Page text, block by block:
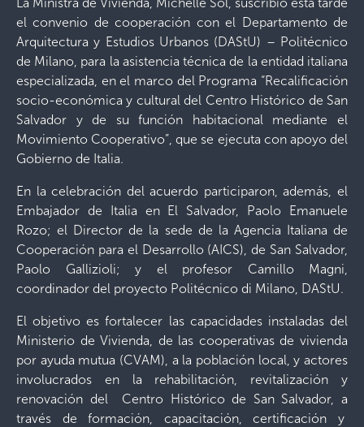
el convenio de cooperación con el Departamento de
Arquitectura y Estudios Urbanos (DAStU) – Politécnico
de Milano, para la asistencia técnica de la entidad italiana
especializada, en el marco del Programa “Recalificación
socio-económica y cultural del Centro Histórico de San
Salvador y de su función habitacional mediante el
Movimiento Cooperativo”, que se ejecuta con apoyo del
Gobierno de Italia.
En la celebración del acuerdo participaron, además, el
Embajador de Italia en El Salvador, Paolo Emanuele
Rozo; el Director de la sede de la Agencia Italiana de
Cooperación para el Desarrollo (AICS), de San Salvador,
Paolo Gallizioli; y el profesor Camillo Magni,
coordinador del proyecto Politécnico di Milano, DAStU.
El objetivo es fortalecer las capacidades instaladas del
Ministerio de Vivienda, de las cooperativas de vivienda
por ayuda mutua (CVAM), a la población local, y actores
involucrados en la rehabilitación, revitalización y
renovación del Centro Histórico de San Salvador, a
través de formación, capacitación, certificación y